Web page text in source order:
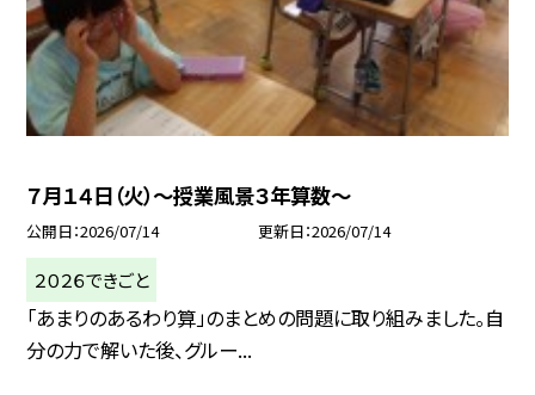
７月１４日（火）～授業風景３年算数～
公開日 2026/07/14 更新日 2026/07/14
２０２６できごと
「あまりのあるわり算」のまとめの問題に取り組みました。自
分の力で解いた後、グルー...